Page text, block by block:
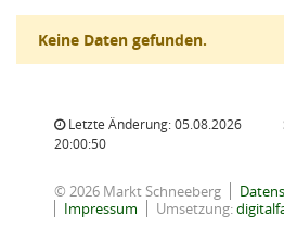
Keine Daten gefunden.
Letzte Änderung: 05.08.2026
20:00:50
© 2026 Markt Schneeberg
Impressum
Umsetzung: